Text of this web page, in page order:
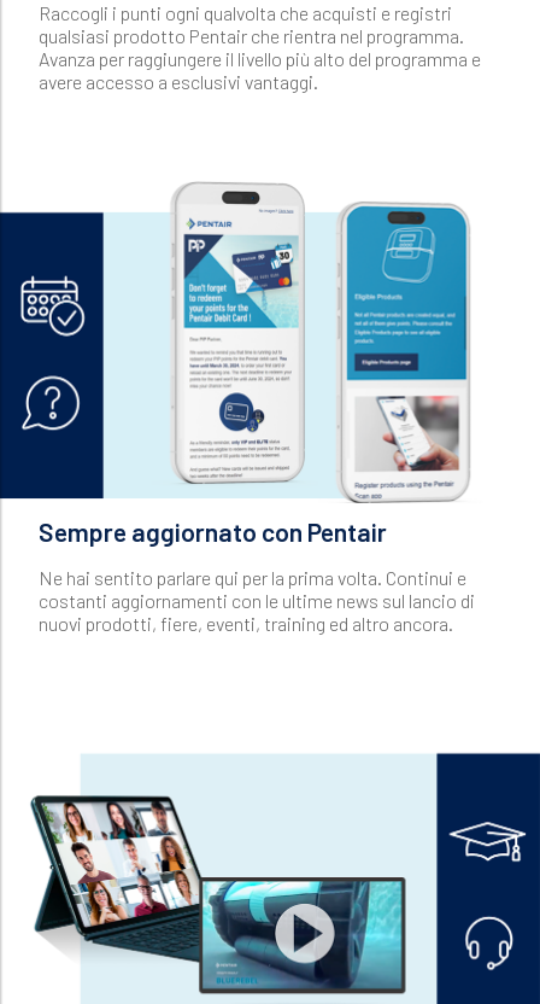
Raccogli i punti ogni qualvolta che acquisti e registri
qualsiasi prodotto Pentair che rientra nel programma.
Avanza per raggiungere il livello più alto del programma e
avere accesso a esclusivi vantaggi.
Sempre aggiornato con Pentair
Ne hai sentito parlare qui per la prima volta. Continui e
costanti aggiornamenti con le ultime news sul lancio di
nuovi prodotti, fiere, eventi, training ed altro ancora.